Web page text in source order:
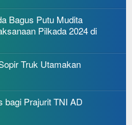
Bagus Putu Mudita
Pilkada 2024 di
Truk Utamakan
bagi Prajurit TNI AD